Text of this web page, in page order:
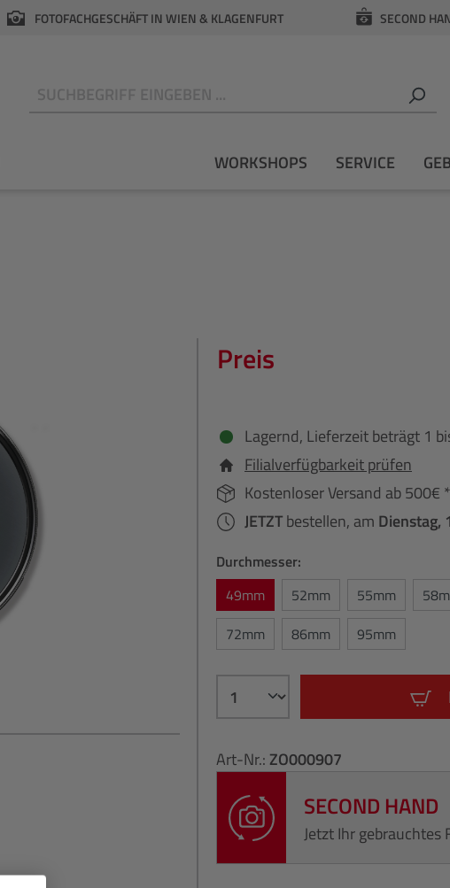
FOTOFACHGESCHÄFT IN WIEN & KLAGENFURT SECOND
WORKSHOPS SERVICE
Preis
Lagernd, Lieferzeit beträgt 1
Filialverfügbarkeit prüfen
Kostenloser Versand ab 500€ *
JETZTbestellen, am Dienstag,
Durchmesser:
49mm
52mm 55mm
72mm
86mm 95mm
Art-Nr.: ZO000907
SECOND HAND
Jetzt Ihr